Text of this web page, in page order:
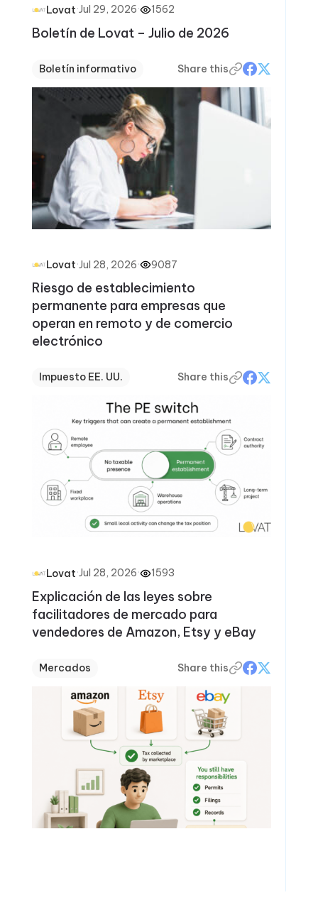
Lovat·Jul 29, 2026· 1562
Boletín de Lovat – Julio de 2026
Boletín informativo Share this
Lovat·Jul 28, 2026· 9087
Riesgo de establecimiento
permanente para empresas que
operan en remoto y de comercio
electrónico
Impuesto EE. UU. Share this
Lovat·Jul 28, 2026· 1593
Explicación de las leyes sobre
facilitadores de mercado para
vendedores de Amazon, Etsy y eBay
Mercados Share this